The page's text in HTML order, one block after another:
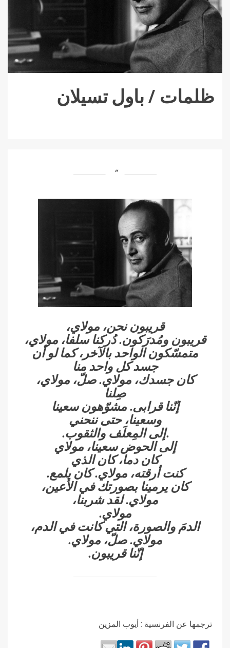
ظلمات / باول تسيلان
قريبون نحن، مولاي،
قريبون ومُدرَكون. دُركنا سلفا، مولاي،
متمسّكون الواحد بالآخر، كما لو أن
جسد كل واحد منا
كان جسدك، مولاي. صلّ، مولاي،
صِلنا
إنّنا قرابى. مشوّهون سعينا
وسعينا، حتى ننحني
.إلى المِعلَف والثقوب.
إلى الحوض سعينا، مولاي
كان دما، كان الذي
كنت أرقته، مولاي. كان يلمع.
كان يرمينا بصورتك في الأعين،
مولاي. لقد شربنا،
مولاي.
الدمَ والصورة، التي كانت في الدم،
مولاي. صلّ، مولاي.
إنّنا قريبون.
ترجمها عن الفرنسية : أيوب المزين